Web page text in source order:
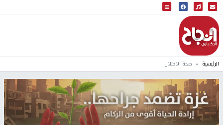
البث المباشر
إذاعة النجاح
الرئيسية صحة الاحتلال